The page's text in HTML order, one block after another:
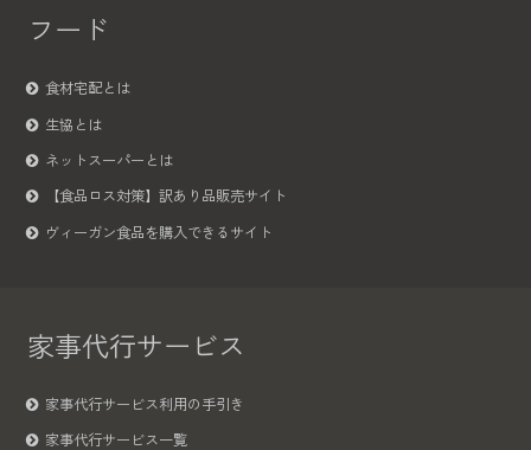
フード
食材宅配とは
生協とは
ネットスーパーとは
【食品ロス対策】訳あり品販売サイト
ヴィーガン食品を購入できるサイト
家事代行サービス
家事代行サービス利用の手引き
家事代行サービス一覧